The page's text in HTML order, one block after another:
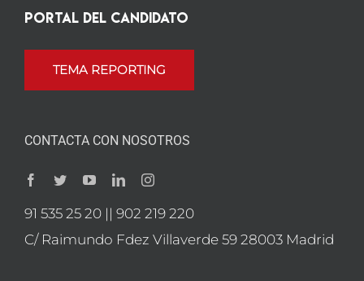
Portal del candidato
TEMA REPORTING
CONTACTA CON NOSOTROS
91 535 25 20 || 902 219 220
C/ Raimundo Fdez Villaverde 59 28003 Madrid